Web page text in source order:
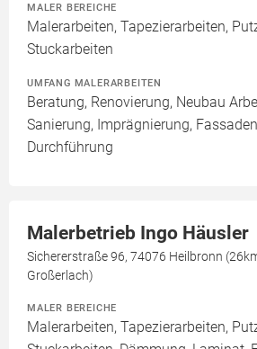
MALER BEREICHE
Malerarbeiten, Tapezierarbeiten,
Stuckarbeiten
UMFANG MALERARBEITEN
Beratung, Renovierung, Neubau
Sanierung, Imprägnierung,
Durchführung
Malerbetrieb Ingo Häusler
Sichererstraße 96, 74076 Heilbronn
Großerlach)
MALER BEREICHE
Malerarbeiten, Tapezierarbeiten,